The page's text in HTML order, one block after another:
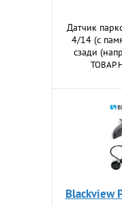
Датчик
4/14 (c
сзади
ТОВАР
Blackview